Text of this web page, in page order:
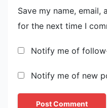
Save my name, email,
for the next time I
Notify me of
Notify me of new